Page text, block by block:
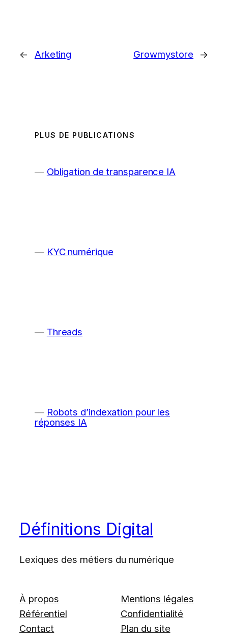
← Arketing Growmystore →
PLUS DE PUBLICATIONS
Obligation de transparence IA
KYC numérique
Threads
Robots d’indexation pour les
réponses IA
Définitions Digital
Lexiques des métiers du numérique
À propos
Référentiel
Contact
Mentions légales
Confidentialité
Plan du site